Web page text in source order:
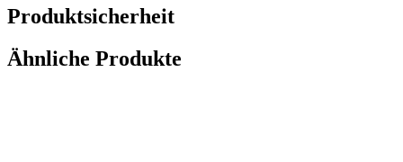
Produktsicherheit
Ähnliche Produkte